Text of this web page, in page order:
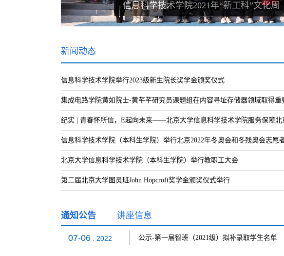
信息科学技术学院2021年“新工科”文化周
全新时代“码”上开启 | 计算机科学技术系
新闻动态
信息科学技术学院举行2023级新生院长奖学金颁奖仪式
集成电路学院黄如院士-黄芊芊研究员课题组在内容寻址存储器领域取得重
纪实 | 青春怀所信，E起向未来——北京大学信息科学技术学院服务保障北
信息科学技术学院（本科生学院）举行北京2022年冬奥会和冬残奥会志愿
北京大学信息科学技术学院（本科生学院）举行教职工大会
第二届北京大学图灵班John Hopcroft奖学金颁奖仪式举行
通知公告 讲座信息
07-06. 2022 公示-第一届智班（2021级）拟补录取学生名单